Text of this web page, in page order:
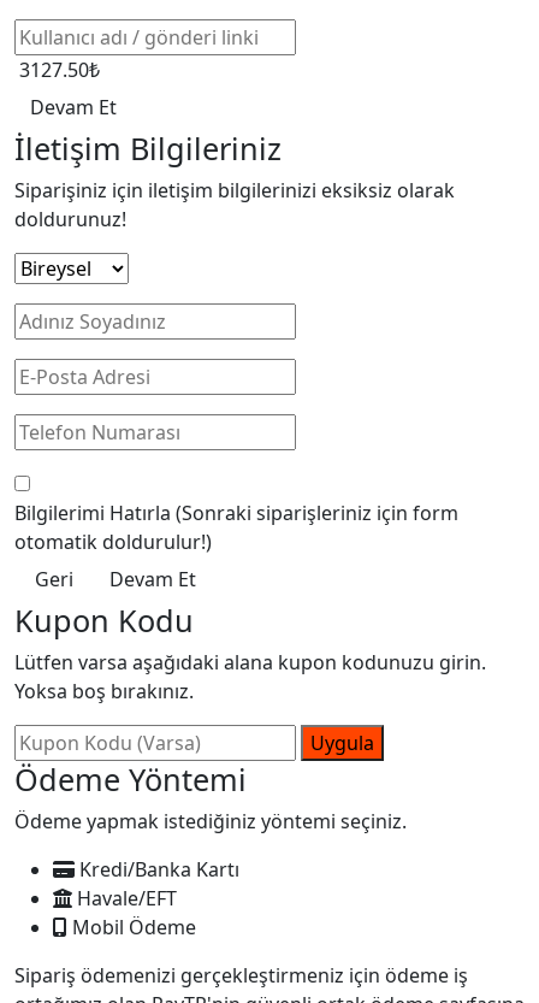
3127.50₺
Devam Et
İletişim Bilgileriniz
Siparişiniz için iletişim bilgilerinizi eksiksiz olarak
doldurunuz!
Bilgilerimi Hatırla (Sonraki siparişleriniz için form
otomatik doldurulur!)
Geri
Devam Et
Kupon Kodu
Lütfen varsa aşağıdaki alana kupon kodunuzu girin.
Yoksa boş bırakınız.
Uygula
Ödeme Yöntemi
Ödeme yapmak istediğiniz yöntemi seçiniz.
Kredi/Banka Kartı
Havale/EFT
Mobil Ödeme
Sipariş ödemenizi gerçekleştirmeniz için ödeme iş